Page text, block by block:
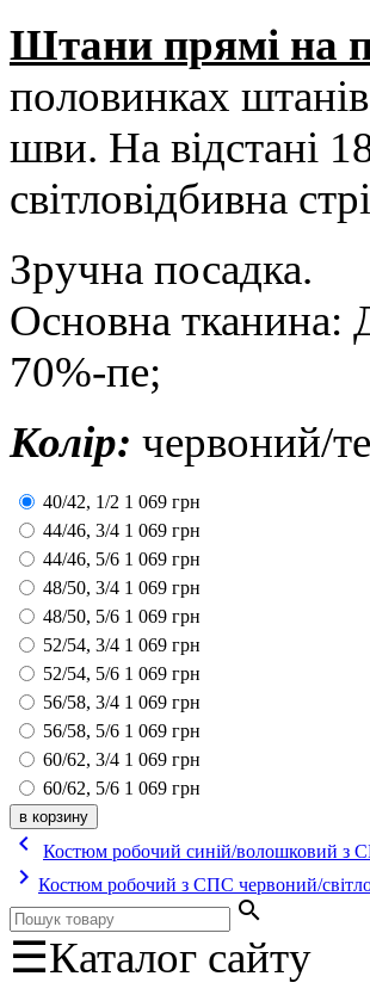
Штани прямі на
половинках
шви. На відстані
світловідбивна
Зручна посадка.
Основна тканина:
70%-пе;
Колір: червоний/
40/42, 1/2 1 069 грн
44/46, 3/4 1 069 грн
44/46, 5/6 1 069 грн
48/50, 3/4 1 069 грн
48/50, 5/6 1 069 грн
52/54, 3/4 1 069 грн
52/54, 5/6 1 069 грн
56/58, 3/4 1 069 грн
56/58, 5/6 1 069 грн
60/62, 3/4 1 069 грн
60/62, 5/6 1 069 грн
keyboard_arrow_left Костюм робочий синій/волошковий з
keyboard_arrow_right Костюм робочий з СПС червоний/
search
☰Каталог сайту